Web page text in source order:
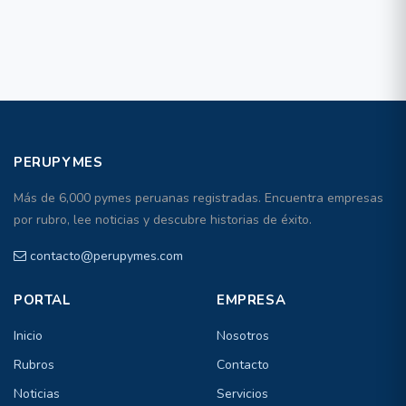
PERUPYMES
Más de 6,000 pymes peruanas registradas. Encuentra empresas
por rubro, lee noticias y descubre historias de éxito.
contacto@perupymes.com
PORTAL
Inicio
Rubros
Noticias
EMPRESA
Nosotros
Contacto
Servicios